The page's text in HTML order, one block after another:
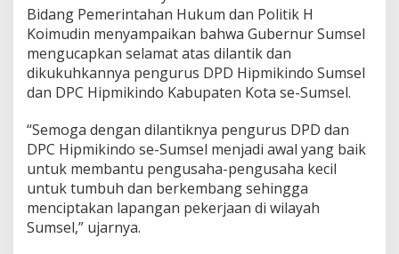
R
e
s
m
i
D
l
a
n
t
i
k
Bidang Pemerintahan Hukum dan Politik H
Koimudin menyampaikan bahwa Gubernur Sumsel
mengucapkan selamat atas dilantik dan
dikukuhkannya pengurus DPD Hipmikindo Sumsel
dan DPC Hipmikindo Kabupaten Kota se-Sumsel.
“Semoga dengan dilantiknya pengurus DPD dan
DPC Hipmikindo se-Sumsel menjadi awal yang baik
untuk membantu pengusaha-pengusaha kecil
untuk tumbuh dan berkembang sehingga
menciptakan lapangan pekerjaan di wilayah
Sumsel,” ujarnya.